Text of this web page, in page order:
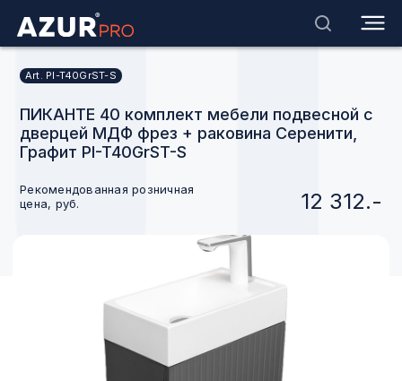
Art. PI-T40GrST-S
ПИКАНТЕ 40 комплект мебели подвесной с
дверцей МДФ фрез + раковина Серенити,
Графит PI-T40GrST-S
Рекомендованная розничная
цена, руб.
12 312.-